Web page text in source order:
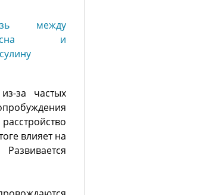
за частых
влияет на